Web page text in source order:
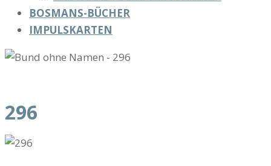
BOSMANS-BÜCHER
IMPULSKARTEN
296